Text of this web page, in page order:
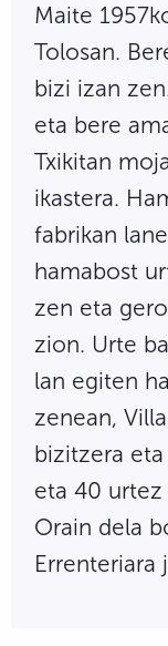
Maite
Tolosan.
bizi izan
eta bere
Txikitan
ikastera.
fabrikan
hamabost
zen eta
zion. Urte
lan egiten
zenean,
bizitzera
eta 40
Orain dela
Errenteriara